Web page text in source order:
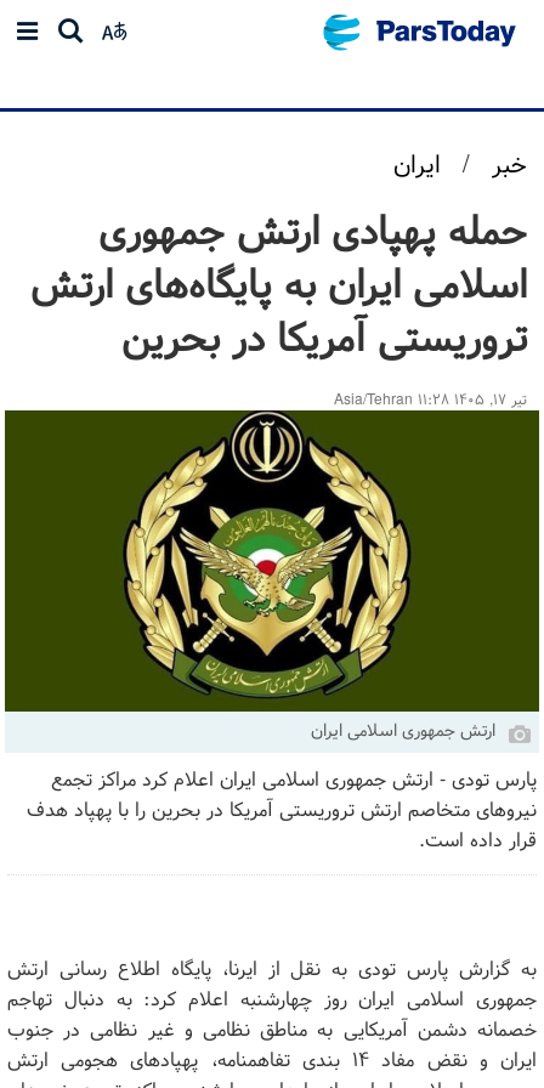
خبر / ایران
حمله پهپادی ارتش جمهوری
اسلامی ایران به پایگاه‌های ارتش
تروریستی آمریکا در بحرین
تیر ۱۷, ۱۴۰۵ ۱۱:۲۸ Asia/Tehran
ارتش جمهوری اسلامی ایران
پارس تودی - ارتش جمهوری اسلامی ایران اعلام کرد مراکز تجمع
نیروهای متخاصم ارتش تروریستی آمریکا در بحرین را با پهپاد هدف
قرار داده است.
به گزارش پارس تودی به نقل از ایرنا، پایگاه اطلاع رسانی ارتش
جمهوری اسلامی ایران روز چهارشنبه اعلام کرد: به دنبال تهاجم
خصمانه دشمن آمریکایی به مناطق نظامی و غیر نظامی در جنوب
ایران و نقض مفاد ۱۴ بندی تفاهمنامه، پهپادهای هجومی ارتش